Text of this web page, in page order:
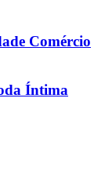
Comércio
Íntima